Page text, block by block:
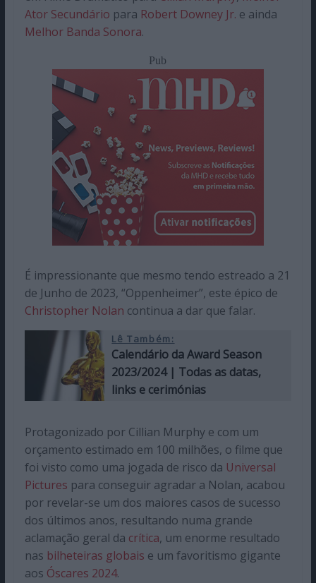
Ator Secundário para Robert Downey Jr. e ainda
Melhor Banda Sonora.
Pub
É impressionante que mesmo tendo estreado a 21
de Junho de 2023, “Oppenheimer”, este épico de
Christopher Nolan continua a dar que falar.
Lê Também:
Calendário da Award Season
2023/2024 | Todas as datas,
links e cerimónias
Protagonizado por Cillian Murphy e com um
orçamento estimado em 100 milhões, o filme que
foi visto como uma jogada de risco da Universal
Pictures para conseguir agradar a Nolan, acabou
por revelar-se um dos maiores casos de sucesso
dos últimos anos, resultando numa grande
aclamação geral da crítica, um enorme resultado
nas bilheteiras globais e um favoritismo gigante
aos Óscares 2024.